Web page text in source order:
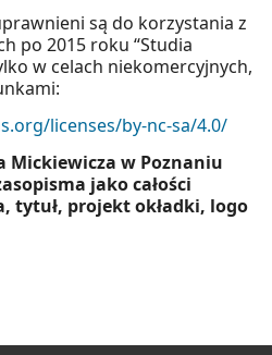
są do korzystania z
po 2015 roku “Studia
w celach niekomercyjnych,
licenses/by-nc-sa/4.0/
Mickiewicza w Poznaniu
jako całości
tytuł, projekt okładki, logo